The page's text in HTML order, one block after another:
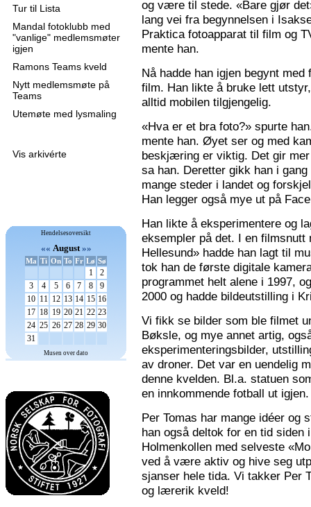
Tur til Lista
Mandal fotoklubb med
"vanlige" medlemsmøter
igjen
Ramons Teams kveld
Nytt medlemsmøte på
Teams
Utemøte med lysmaling
Vis arkivérte
Hendelsesoversikt
«« August»»
Ma Ti On To Fr Lø Sø
1
2
3
4 5 6 7 8
9
10 11 12 13 14 15 16
17 18 19 20 21 22 23
24 25 26 27 28 29 30
31
Musen over dato
og være til stede. «Bare gjør
lang vei fra begynnelsen i
Praktica fotoapparat til film og
mente han.
Nå hadde han igjen begynt
film. Han likte å bruke lett
alltid mobilen tilgjengelig.
«Hva er et bra foto?» spurte
mente han. Øyet ser og med
beskjæring er viktig. Det gir
sa han. Deretter gikk han i
mange steder i landet og
Han legger også mye ut på
Han likte å eksperimentere og
eksempler på det. I en filmsnutt
Hellesund» hadde han lagt til
tok han de første digitale
programmet helt alene i 1997,
2000 og hadde bildeutstilling i
Vi fikk se bilder som ble filmet
Bøksle, og mye annet artig,
eksperimenteringsbilder,
av droner. Det var en uendelig
denne kvelden. Bl.a. statuen
en innkommende fotball ut igjen.
Per Tomas har mange idéer og
han også deltok for en tid siden
Holmenkollen med selveste
ved å være aktiv og hive seg
sjanser hele tida. Vi takker Per
og lærerik kveld!